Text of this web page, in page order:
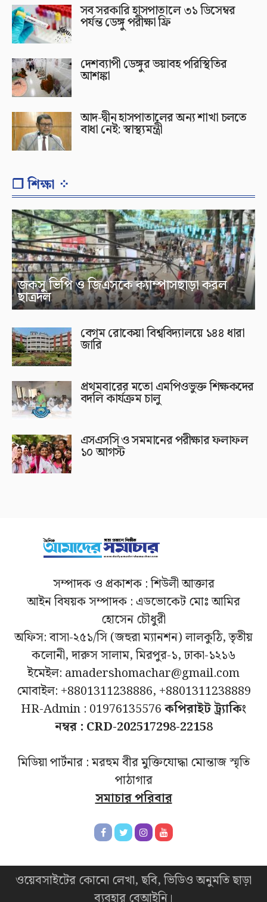
সব সরকারি হাসপাতালে ৩১ ডিসেম্বর
পর্যন্ত ডেঙ্গু পরীক্ষা ফ্রি
দেশব্যাপী ডেঙ্গুর ভয়াবহ পরিস্থিতির
আশঙ্কা
আদ-দ্বীন হাসপাতালের অন্য শাখা চলতে
বাধা নেই: স্বাস্থ্যমন্ত্রী
❐ শিক্ষা ⁘
জকসু ভিপি ও জিএসকে ক্যাম্পাসছাড়া করল
ছাত্রদল
বেগম রোকেয়া বিশ্ববিদ্যালয়ে ১৪৪ ধারা
জারি
প্রথমবারের মতো এমপিওভুক্ত শিক্ষকদের
বদলি কার্যক্রম চালু
এসএসসি ও সমমানের পরীক্ষার ফলাফল
১০ আগস্ট
সম্পাদক ও প্রকাশক : শিউলী আক্তার
আইন বিষয়ক সম্পাদক : এডভোকেট মোঃ আমির
হোসেন চৌধুরী
অফিস: বাসা-২৫১/সি (জহুরা ম্যানশন) লালকুঠি, তৃতীয়
কলোনী, দারুস সালাম, মিরপুর-১, ঢাকা-১২১৬
ইমেইল: amadershomachar@gmail.com
মোবাইল: +8801311238886, +8801311238889
HR-Admin : 01976135576কপিরাইট ট্র্যাকিং
নম্বর : CRD-202517298-22158
মিডিয়া পার্টনার : মরহুম বীর মুক্তিযোদ্ধা মোন্তাজ স্মৃতি
পাঠাগার
সমাচার পরিবার
ওয়েবসাইটের কোনো লেখা, ছবি, ভিডিও অনুমতি ছাড়া